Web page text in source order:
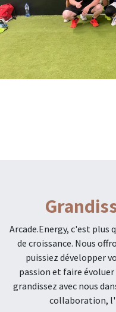
Arcade.Energy, c'est
de croissance. Nous
puissiez développer
passion et faire
grandissez avec nous
collaboration,